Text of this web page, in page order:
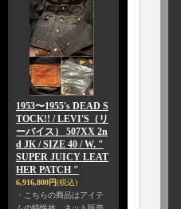
1953〜1955's DEAD S
TOCK!! / LEVI'S（リ
ーバイス） 507XX 2n
d JK / SIZE 40 / W. "
SUPER JUICY LEAT
HER PATCH "
6,916,800円(税込)
・こちらの商品はアイテ